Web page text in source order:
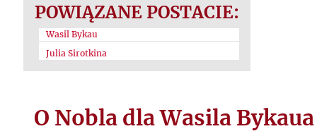
POWIĄZANE POSTACIE:
Wasil Bykau
Julia Sirotkina
O Nobla dla Wasila Bykaua